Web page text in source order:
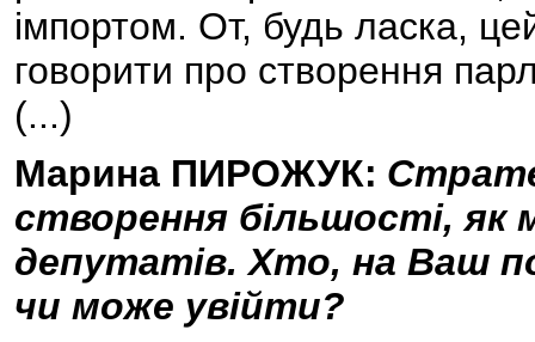
імпортом. От, будь ласка,
говорити про створення
(...)
Марина ПИРОЖУК:
створення більшості, як
депутатів. Хто, на Ваш
чи може увійти?